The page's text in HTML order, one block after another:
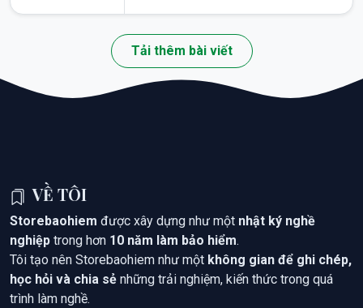
Tải thêm bài viết
VỀ TÔI
Storebaohiem được xây dựng như một nhật ký nghề
nghiệp trong hơn 10 năm làm bảo hiểm.
Tôi tạo nên Storebaohiem như một không gian để ghi chép,
học hỏi và chia sẻ những trải nghiệm, kiến thức trong quá
trình làm nghề.